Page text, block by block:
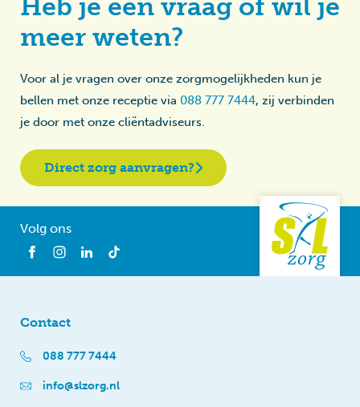
Heb je een vraag of wil je
meer weten?
Voor al je vragen over onze zorgmogelijkheden kun je
bellen met onze receptie via 088 777 7444, zij verbinden
je door met onze cliëntadviseurs.
Direct zorg aanvragen?
Volg ons
Contact
088 777 7444
info@slzorg.nl